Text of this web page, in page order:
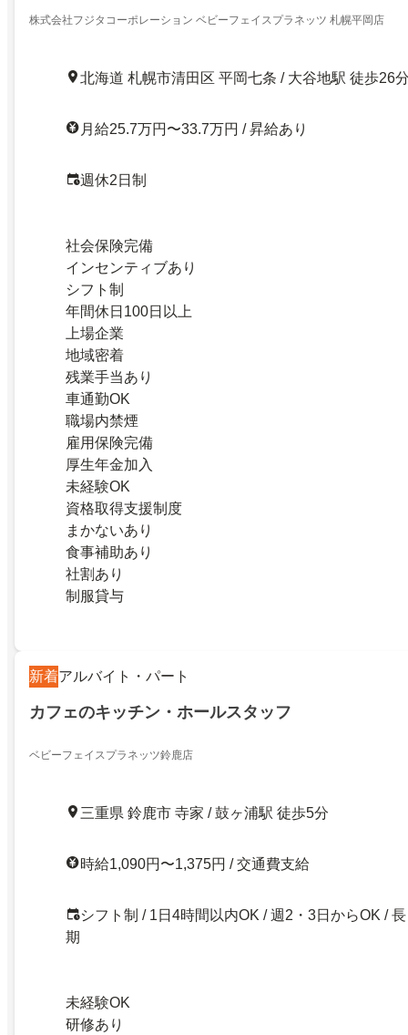
株式会社フジタコーポレーション ベビーフェイスプラネッツ 札幌平岡店
北海道 札幌市清田区 平岡七条 / 大谷地駅 徒歩26
月給25.7万円〜33.7万円 / 昇給あり
週休2日制
社会保険完備
インセンティブあり
シフト制
年間休日100日以上
上場企業
地域密着
残業手当あり
車通勤OK
職場内禁煙
雇用保険完備
厚生年金加入
未経験OK
資格取得支援制度
まかないあり
食事補助あり
社割あり
制服貸与
新着アルバイト・パート
カフェのキッチン・ホールスタッフ
ベビーフェイスプラネッツ鈴鹿店
三重県 鈴鹿市 寺家 / 鼓ヶ浦駅 徒歩5分
時給1,090円〜1,375円 / 交通費支給
シフト制 / 1日4時間以内OK / 週2・3日からOK / 長
期
未経験OK
研修あり